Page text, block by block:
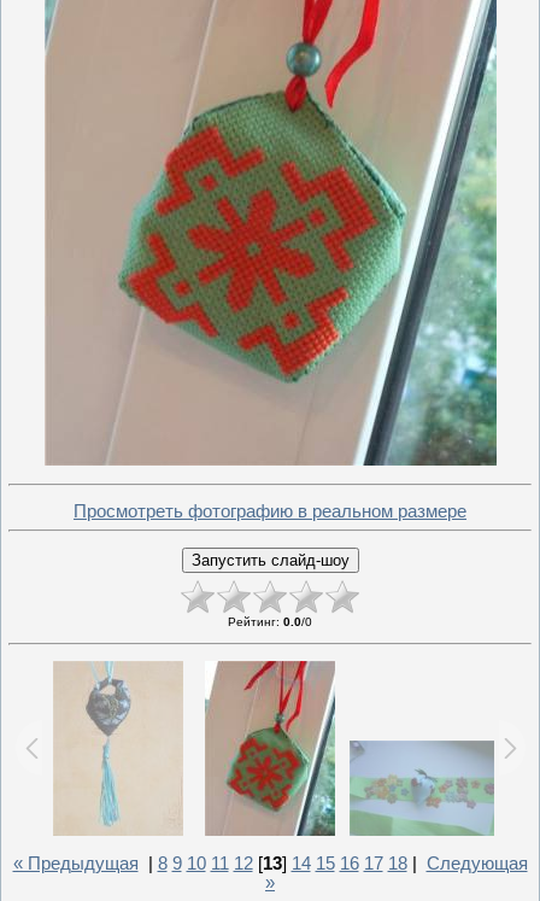
Просмотреть фотографию в реальном размере
Рейтинг: 0.0/0
« Предыдущая 8 9 10 11 12[13] 14 15 16 17 18| Следующая
»